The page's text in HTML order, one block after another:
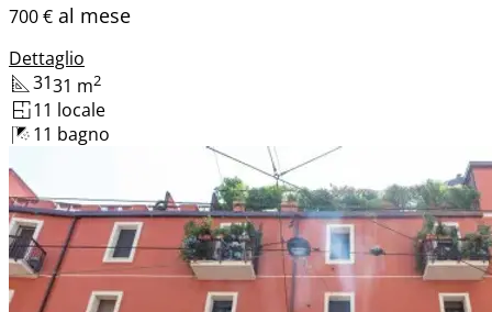
700 € al mese
Dettaglio
3131 m2
11 locale
11 bagno